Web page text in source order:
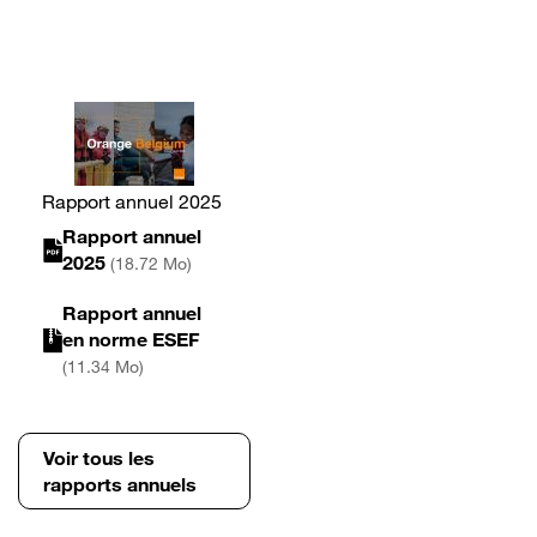
Rapport annuel 2025
Rapport annuel
2025 (18.72 Mo)
Rapport annuel
en norme ESEF
(11.34 Mo)
Voir tous les
rapports annuels